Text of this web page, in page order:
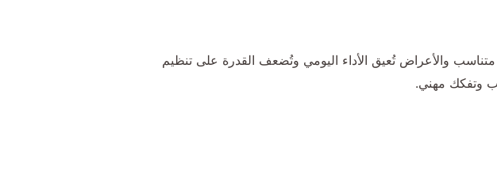
والأعراض تُعيق الأداء اليومي وتُضعف القدرة على تنظيم
وتفكك مهني.